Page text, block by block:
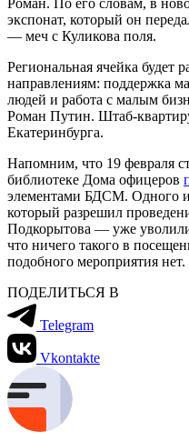
экспонат, который он
— меч с Куликова поля.
Региональная ячейка будет
направлениям: поддержка
людей и работа с малым
Роман Путин. Штаб-
Екатеринбурга.
Напомним, что 19 февраля
библиотеке Дома офицеров
элементами БДСМ. Одного
который разрешил
Подкорытова — уже
что ничего такого в
подобного мероприятия нет.
ПОДЕЛИТЬСЯ В
Telegram
Vkontakte